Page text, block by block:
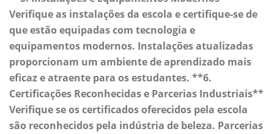
Verifique as instalações da escola e certifique-se de
que estão equipadas com tecnologia e
equipamentos modernos. Instalações atualizadas
proporcionam um ambiente de aprendizado mais
eficaz e atraente para os estudantes. **6.
Certificações Reconhecidas e Parcerias Industriais**
Verifique se os certificados oferecidos pela escola
são reconhecidos pela indústria de beleza. Parcerias